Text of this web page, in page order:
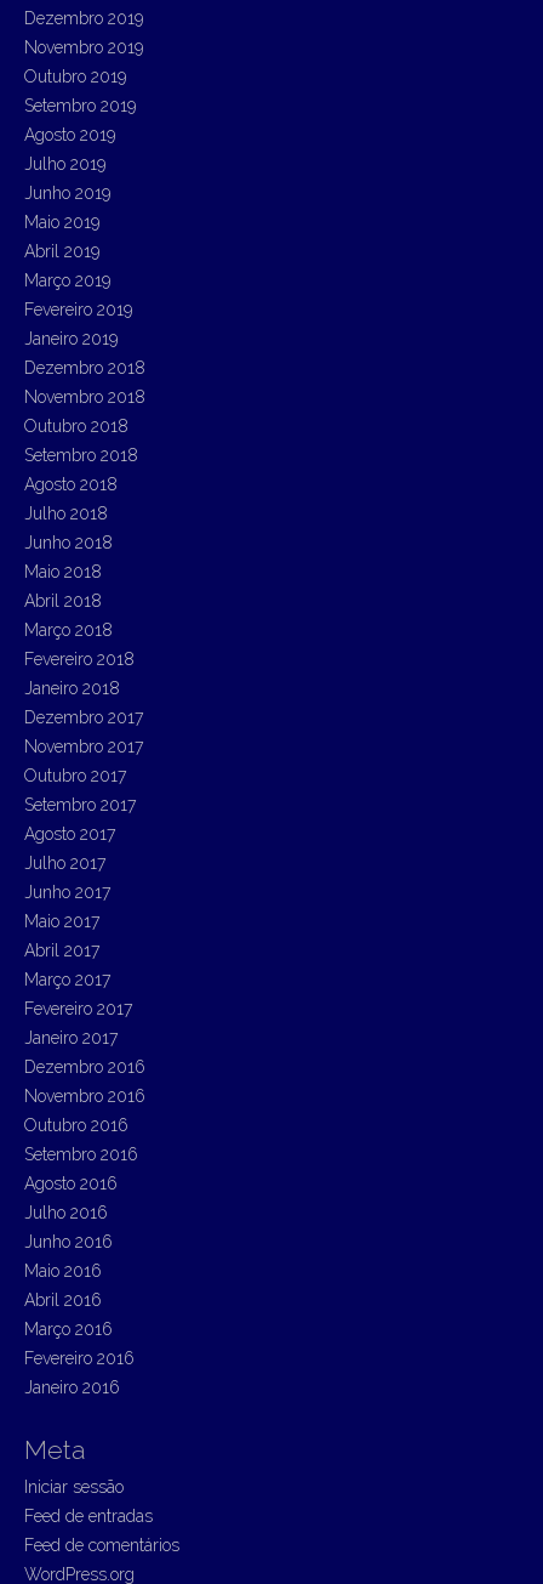
Dezembro 2019
Novembro 2019
Outubro 2019
Setembro 2019
Agosto 2019
Julho 2019
Junho 2019
Maio 2019
Abril 2019
Março 2019
Fevereiro 2019
Janeiro 2019
Dezembro 2018
Novembro 2018
Outubro 2018
Setembro 2018
Agosto 2018
Julho 2018
Junho 2018
Maio 2018
Abril 2018
Março 2018
Fevereiro 2018
Janeiro 2018
Dezembro 2017
Novembro 2017
Outubro 2017
Setembro 2017
Agosto 2017
Julho 2017
Junho 2017
Maio 2017
Abril 2017
Março 2017
Fevereiro 2017
Janeiro 2017
Dezembro 2016
Novembro 2016
Outubro 2016
Setembro 2016
Agosto 2016
Julho 2016
Junho 2016
Maio 2016
Abril 2016
Março 2016
Fevereiro 2016
Janeiro 2016
Meta
Iniciar sessão
Feed de entradas
Feed de comentários
WordPress.org